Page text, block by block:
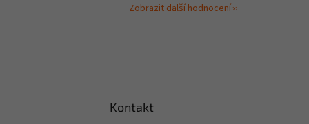
Zobrazit další hodnocení
Kontakt